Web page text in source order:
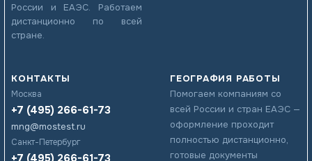
России и ЕАЭС. Работаем
дистанционно по всей
стране.
КОНТАКТЫ
Москва
+7 (495) 266-61-73
mng@mostest.ru
Санкт-Петербург
+7 (495) 266-61-73
ГЕОГРАФИЯ РАБОТЫ
Помогаем компаниям со
всей России и стран ЕАЭС —
оформление проходит
полностью дистанционно,
готовые документы